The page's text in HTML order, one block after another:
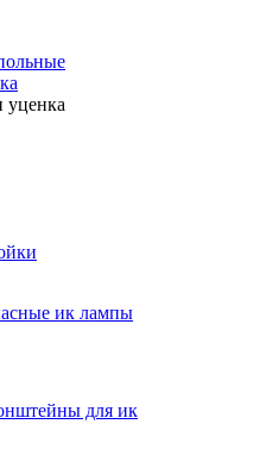
уценка
ик лампы
для ик